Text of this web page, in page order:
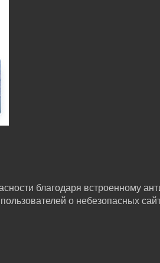
благодаря встроенному
о небезопасных